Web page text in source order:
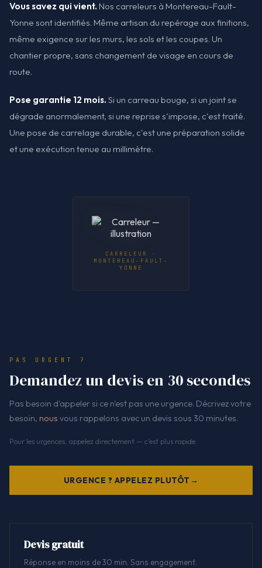
Vous savez qui vient. Nos carreleurs à Montereau-Fault-
Yonne sont identifiés. Même artisan du repérage aux finitions,
même exigence sur les murs, les sols et les coupes. Un
chantier propre, sans changement de visage en cours de
route.
Pose garantie 12 mois. Si un carreau bouge, si un joint se
dégrade anormalement, si une reprise s'impose, c'est traité.
Une pose de carrelage durable, c'est une préparation solide
et une exécution tenue au millimètre.
CARRELEUR ·
MONTEREAU-FAULT-
YONNE
PAS URGENT ?
Demandez un devis en 30 secondes
Pas besoin d'appeler si ce n'est pas une urgence. Décrivez votre
besoin, nous vous rappelons avec un devis sous 30 minutes.
Pour les urgences, appelez directement — c'est plus rapide.
URGENCE ? APPELEZ PLUTÔT
Devis gratuit
Réponse en moins de 30 min. Sans engagement.